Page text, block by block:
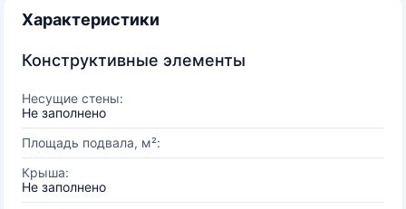
Характеристики
Конструктивные элементы
Несущие стены:
Не заполнено
Площадь подвала, м²:
Крыша:
Не заполнено